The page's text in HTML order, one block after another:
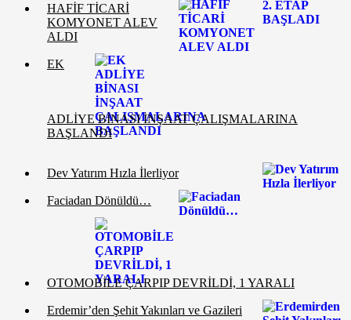
HAFİF TİCARİ
KOMYONET ALEV
ALDI
EK
ADLİYE BİNASI İNŞAAT ÇALIŞMALARINA
BAŞLANDI
Dev Yatırım Hızla İlerliyor
Faciadan Dönüldü…
OTOMOBİLE ÇARPIP DEVRİLDİ, 1 YARALI
Erdemir’den Şehit Yakınları ve Gazileri